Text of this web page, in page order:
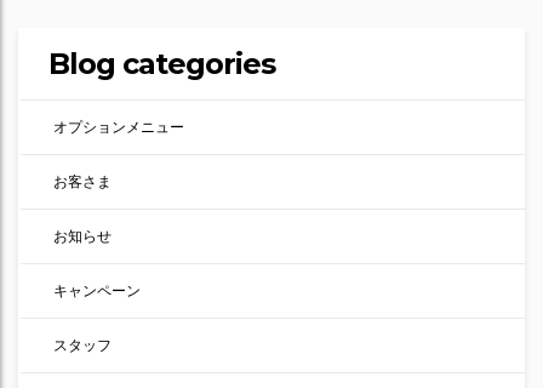
Blog categories
オプションメニュー
お客さま
お知らせ
キャンペーン
スタッフ